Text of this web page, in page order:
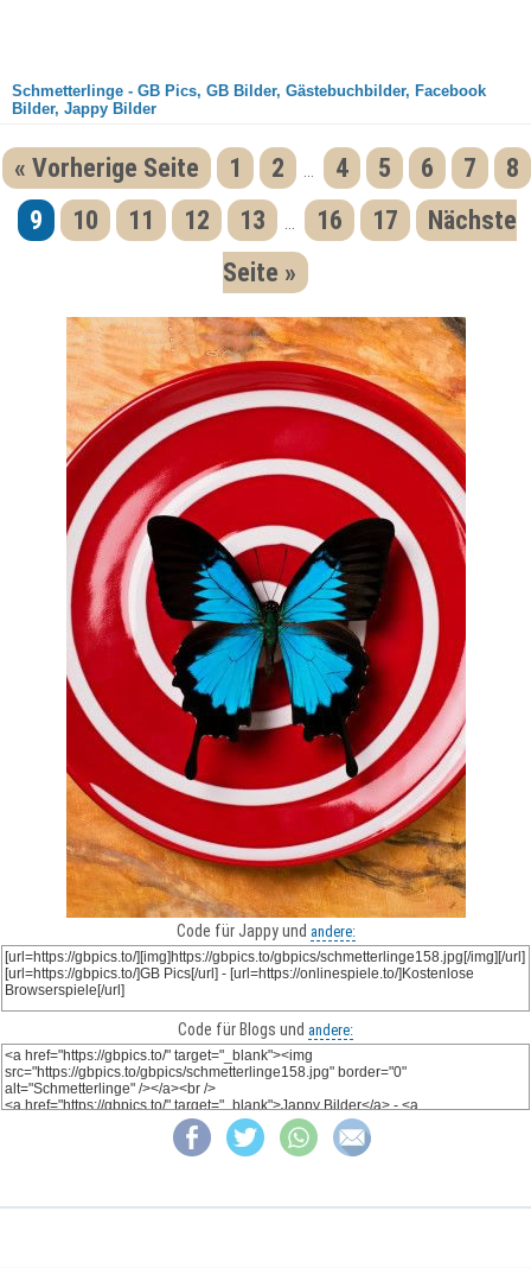
Schmetterlinge - GB Pics, GB Bilder, Gästebuchbilder, Facebook
Bilder, Jappy Bilder
« Vorherige Seite 1 2 4 5 6 7
8
9
10 11 12 13 16 17
Nächste
Seite »
Code für Jappy und andere:
Code für Blogs und andere: